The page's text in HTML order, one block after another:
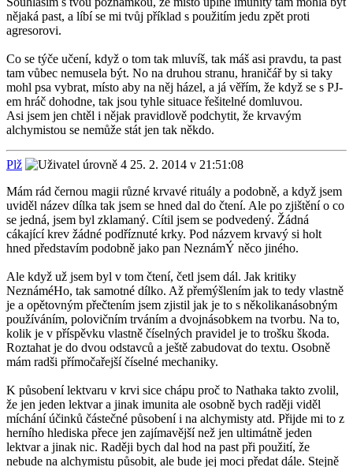
nějaká past, a líbí se mi tvůj příklad s použitím jedu zpět proti
agresorovi.
Co se týče učení, když o tom tak mluvíš, tak máš asi pravdu, ta past
tam vůbec nemusela být. No na druhou stranu, hraničář by si taky
mohl psa vybrat, místo aby na něj házel, a já věřím, že když se s PJ-
em hráč dohodne, tak jsou tyhle situace řešitelné domluvou.
Asi jsem jen chtěl i nějak pravidlově podchytit, že krvavým
alchymistou se nemůže stát jen tak někdo.
Plž
25. 2. 2014 v 21:51:08
Mám rád černou magii různé krvavé rituály a podobně, a když jsem
uviděl název dílka tak jsem se hned dal do čtení. Ale po zjištění o co
se jedná, jsem byl zklamaný. Cítil jsem se podvedený. Žádná
cákající krev žádné podříznuté krky. Pod názvem krvavý si holt
hned představím podobně jako pan NeznámÝ něco jiného.
Ale když už jsem byl v tom čtení, četl jsem dál. Jak kritiky
NeznáméHo, tak samotné dílko. Až přemýšlením jak to tedy vlastně
je a opětovným přečtením jsem zjistil jak je to s několikanásobným
používáním, polovičním trváním a dvojnásobkem na tvorbu. Na to,
kolik je v příspěvku vlastně číselných pravidel je to trošku škoda.
Roztahat je do dvou odstavců a ještě zabudovat do textu. Osobně
mám radši přímočařejší číselné mechaniky.
K působení lektvaru v krvi sice chápu proč to Nathaka takto zvolil,
že jen jeden lektvar a jinak imunita ale osobně bych raději viděl
míchání účinků částečné působení i na alchymisty atd. Přijde mi to z
herního hlediska přece jen zajímavější než jen ultimátně jeden
lektvar a jinak nic. Raději bych dal hod na past při použití, že
nebude na alchymistu působit, ale bude jej moci předat dále. Stejně